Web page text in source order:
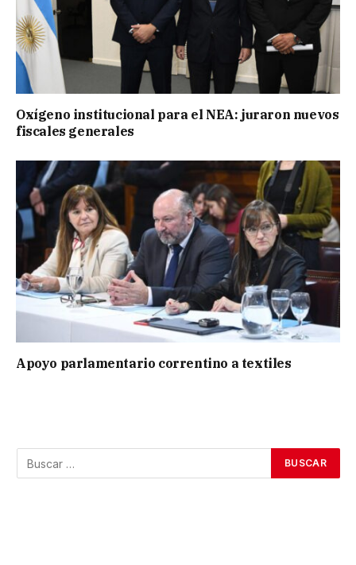
Oxígeno institucional para el NEA: juraron nuevos
fiscales generales
Apoyo parlamentario correntino a textiles